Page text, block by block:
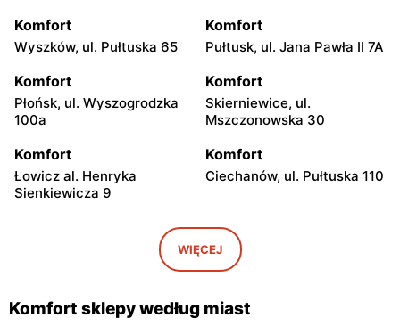
Komfort
Wyszków, ul. Pułtuska 65
Komfort
Pułtusk, ul. Jana Pawła II 7A
Komfort
Płońsk, ul. Wyszogrodzka
100a
Komfort
Skierniewice, ul.
Mszczonowska 30
Komfort
Łowicz al. Henryka
Sienkiewicza 9
Komfort
Ciechanów, ul. Pułtuska 110
Przasnysz, ul. Sierakowo
Komfort
Białki, ul. Łukowska 109
Komfort
Radom, ul. Stanisława
Komfort
WIĘCEJ
Komfort sklepy według miast